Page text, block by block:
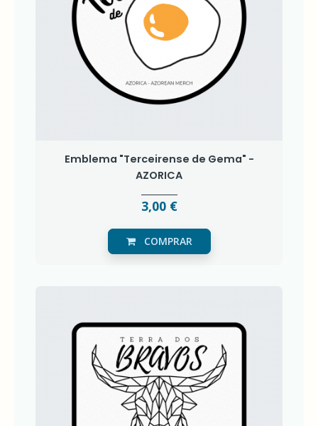
Emblema "Terceirense de Gema" -
AZORICA
3,00 €
COMPRAR